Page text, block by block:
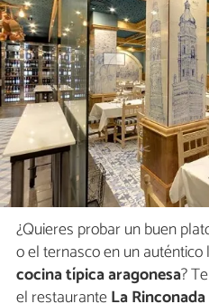
¿Quieres probar un buen
o el ternasco en un
cocina típica aragonesa?
el restauranteLa